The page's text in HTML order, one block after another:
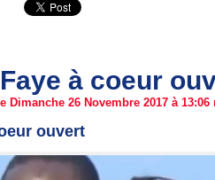
à coeur
Dimanche 26 Novembre 2017 à
ouvert